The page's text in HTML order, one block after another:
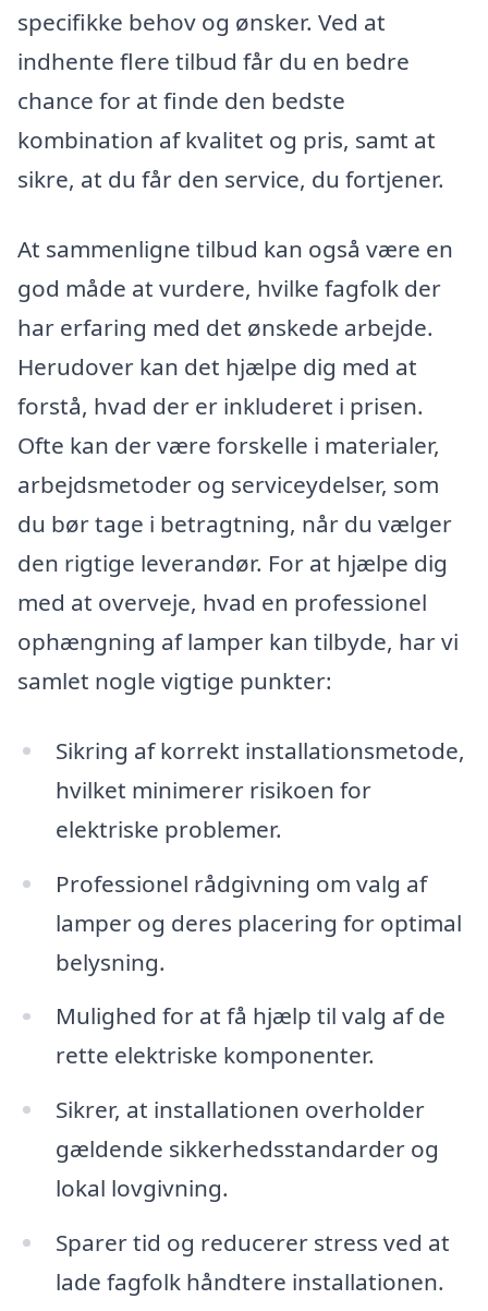
specifikke behov og ønsker. Ved at
indhente flere tilbud får du en bedre
chance for at finde den bedste
kombination af kvalitet og pris, samt at
sikre, at du får den service, du fortjener.
At sammenligne tilbud kan også være en
god måde at vurdere, hvilke fagfolk der
har erfaring med det ønskede arbejde.
Herudover kan det hjælpe dig med at
forstå, hvad der er inkluderet i prisen.
Ofte kan der være forskelle i materialer,
arbejdsmetoder og serviceydelser, som
du bør tage i betragtning, når du vælger
den rigtige leverandør. For at hjælpe dig
med at overveje, hvad en professionel
ophængning af lamper kan tilbyde, har vi
samlet nogle vigtige punkter:
Sikring af korrekt installationsmetode,
hvilket minimerer risikoen for
elektriske problemer.
Professionel rådgivning om valg af
lamper og deres placering for optimal
belysning.
Mulighed for at få hjælp til valg af de
rette elektriske komponenter.
Sikrer, at installationen overholder
gældende sikkerhedsstandarder og
lokal lovgivning.
Sparer tid og reducerer stress ved at
lade fagfolk håndtere installationen.